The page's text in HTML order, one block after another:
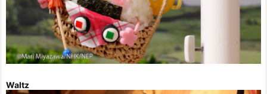
Waltz